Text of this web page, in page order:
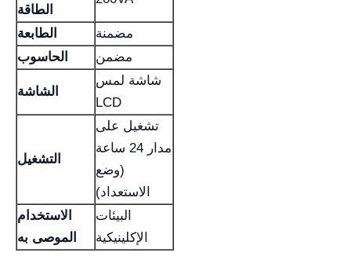
الطاقة
الطابعة
مضمنة
الحاسوب
مضمن
الشاشة
شاشة لمس
LCD
التشغيل
تشغيل على
مدار 24 ساعة
(وضع
الاستعداد)
الاستخدام
الموصى به
البيئات
الإكلينيكية